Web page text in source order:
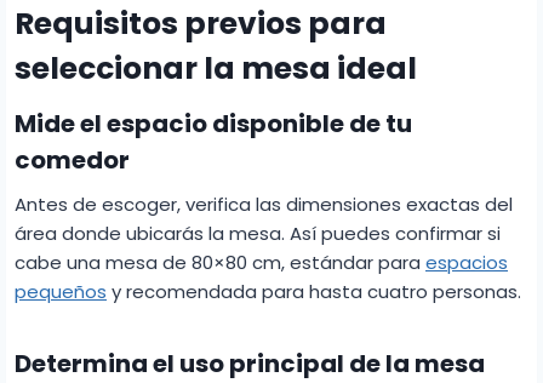
Requisitos previos para
seleccionar la mesa ideal
Mide el espacio disponible de tu
comedor
Antes de escoger, verifica las dimensiones exactas del
área donde ubicarás la mesa. Así puedes confirmar si
cabe una mesa de 80×80 cm, estándar para espacios
pequeños y recomendada para hasta cuatro personas.
Determina el uso principal de la mesa